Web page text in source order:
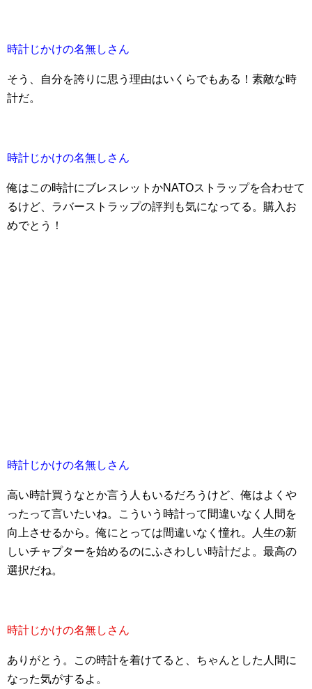
時計じかけの名無しさん
そう、自分を誇りに思う理由はいくらでもある！素敵な時
計だ。
時計じかけの名無しさん
俺はこの時計にブレスレットかNATOストラップを合わせて
るけど、ラバーストラップの評判も気になってる。購入お
めでとう！
時計じかけの名無しさん
高い時計買うなとか言う人もいるだろうけど、俺はよくや
ったって言いたいね。こういう時計って間違いなく人間を
向上させるから。俺にとっては間違いなく憧れ。人生の新
しいチャプターを始めるのにふさわしい時計だよ。最高の
選択だね。
時計じかけの名無しさん
ありがとう。この時計を着けてると、ちゃんとした人間に
なった気がするよ。